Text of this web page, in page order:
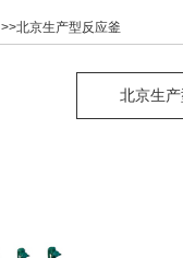
>>北京生产型反应釜
北京生